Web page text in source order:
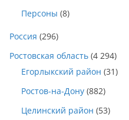
Персоны (8)
Россия (296)
Ростовская область (4 294)
Егорлыкский район (31)
Ростов-на-Дону (882)
Целинский район (53)